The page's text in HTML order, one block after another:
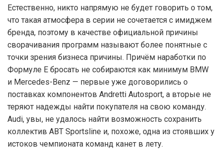
Естественно, никто напрямую не будет говорить о том,
что такая атмосфера в серии не сочетается с имиджем
бренда, поэтому в качестве официальной причины
сворачивания программ называют более понятные с
точки зрения бизнеса причины. Причём наработки по
Формуле Е бросать не собираются как минимум BMW
и Mercedes-Benz — первые уже договорились о
поставках компонентов Andretti Autosport, а вторые не
теряют надежды найти покупателя на свою команду.
Audi, увы, не удалось найти возможность сохранить
коллектив ABT Sportsline и, похоже, одна из стоявших у
истоков чемпионата команд канет в лету.